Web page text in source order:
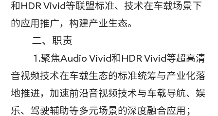
和HDR Vivid等联盟标准、技术在车载场景下
的应用推广，构建产业生态。
二、职责
1.聚焦Audio Vivid和HDR Vivid等超高清
音视频技术在车载生态的标准统筹与产业化落
地推进，加速前沿音视频技术与车载导航、娱
乐、驾驶辅助等多元场景的深度融合应用；